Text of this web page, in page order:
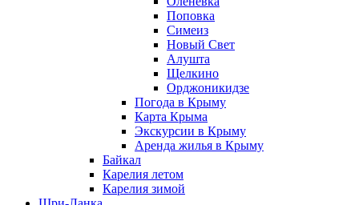
Поповка
Симеиз
Новый Свет
Алушта
Щелкино
Орджоникидзе
Погода в Крыму
Карта Крыма
Экскурсии в Крыму
Аренда жилья в Крыму
Байкал
Карелия летом
Карелия зимой